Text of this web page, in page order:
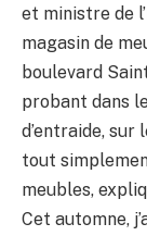
et ministre de
magasin de
boulevard
probant dans
d’entraide, sur
tout
meubles,
Cet automne,